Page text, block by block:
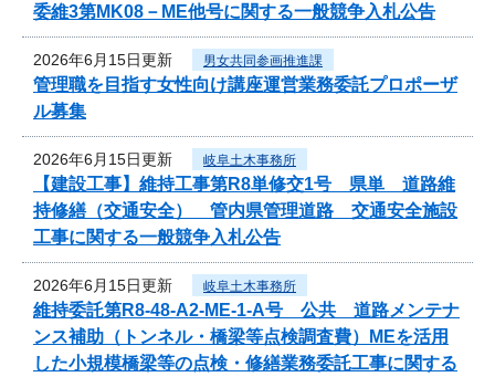
委維3第MK08－ME他号に関する一般競争入札公告
2026年6月15日更新 男女共同参画推進課
管理職を目指す女性向け講座運営業務委託プロポーザ
ル募集
2026年6月15日更新 岐阜土木事務所
【建設工事】維持工事第R8単修交1号 県単 道路維
持修繕（交通安全） 管内県管理道路 交通安全施設
工事に関する一般競争入札公告
2026年6月15日更新 岐阜土木事務所
維持委託第R8-48-A2-ME-1-A号 公共 道路メンテナ
ンス補助（トンネル・橋梁等点検調査費）MEを活用
した小規模橋梁等の点検・修繕業務委託工事に関する